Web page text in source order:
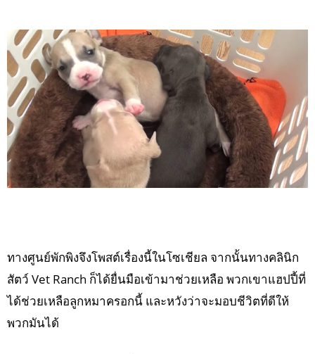
ทางศูนย์พักพิงจึงโพสต์เรื่องนี้ในโซเชียล จากนั้นทางคลินิก
สัตว์ Vet Ranch ก็ได้ยื่นมือเข้ามาช่วยเหลือ พวกเขาแฮปปี้ที่
ได้ช่วยเหลือลูกหมาครอกนี้ และหวังว่าจะมอบชีวิตที่ดีให้
พวกมันได้